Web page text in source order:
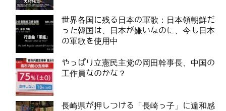
世界各国に残る日本の軍歌：日本領朝鮮だ
った韓国は、日本が嫌いなのに、今も日本
の軍歌を使用中
やっぱり立憲民主党の岡田幹事長、中国の
工作員なのかな？
長崎県が押しつける「長崎っ子」に違和感